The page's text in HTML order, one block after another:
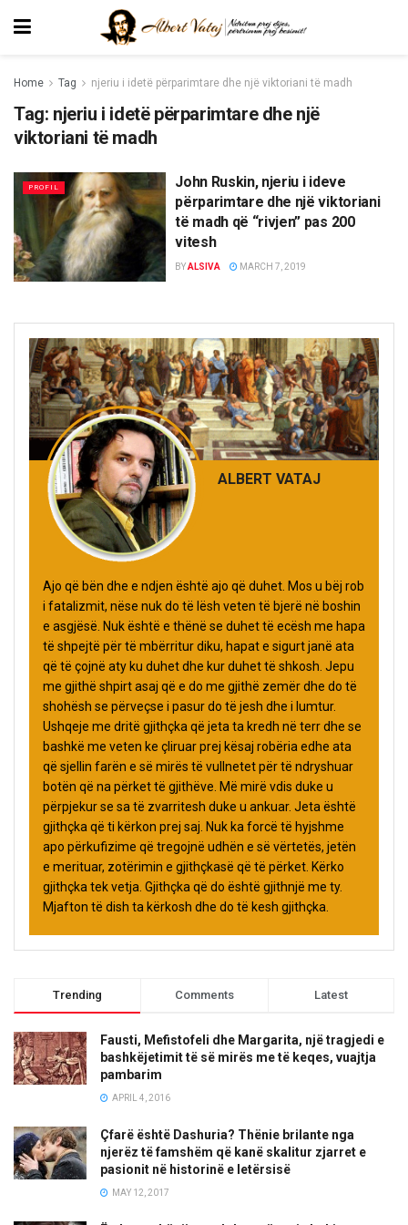
Home Tag njeriu i idetë përparimtare dhe një viktoriani të madh
Tag: njeriu i idetë përparimtare dhe një
viktoriani të madh
PROFIL
John Ruskin, njeriu i ideve
përparimtare dhe një viktoriani
të madh që “rivjen” pas 200
vitesh
BYALSIVA MARCH 7, 2019
ALBERT VATAJ
Ajo që bën dhe e ndjen është ajo që duhet. Mos u bëj rob
i fatalizmit, nëse nuk do të lësh veten të bjerë në boshin
e asgjësë. Nuk është e thënë se duhet të ecësh me hapa
të shpejtë për të mbërritur diku, hapat e sigurt janë ata
që të çojnë aty ku duhet dhe kur duhet të shkosh. Jepu
me gjithë shpirt asaj që e do me gjithë zemër dhe do të
shohësh se përveçse i pasur do të jesh dhe i lumtur.
Ushqeje me dritë gjithçka që jeta ta kredh në terr dhe se
bashkë me veten ke çliruar prej kësaj robëria edhe ata
që sjellin farën e së mirës të vullnetet për të ndryshuar
botën që na përket të gjithëve. Më mirë vdis duke u
përpjekur se sa të zvarritesh duke u ankuar. Jeta është
gjithçka që ti kërkon prej saj. Nuk ka forcë të hyjshme
apo përkufizime që tregojnë udhën e së vërtetës, jetën
e merituar, zotërimin e gjithçkasë që të përket. Kërko
gjithçka tek vetja. Gjithçka që do është gjithnjë me ty.
Mjafton të dish ta kërkosh dhe do të kesh gjithçka.
Trending Comments Latest
Fausti, Mefistofeli dhe Margarita, një tragjedi e
bashkëjetimit të së mirës me të keqes, vuajtja
pambarim
APRIL 4, 2016
Çfarë është Dashuria? Thënie brilante nga
njerëz të famshëm që kanë skalitur zjarret e
pasionit në historinë e letërsisë
MAY 12, 2017